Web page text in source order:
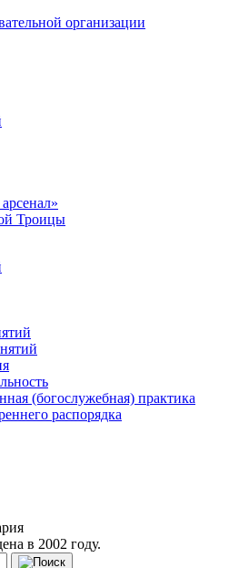
организации
Троицы
(богослужебная) практика
распорядка
в 2002 году.